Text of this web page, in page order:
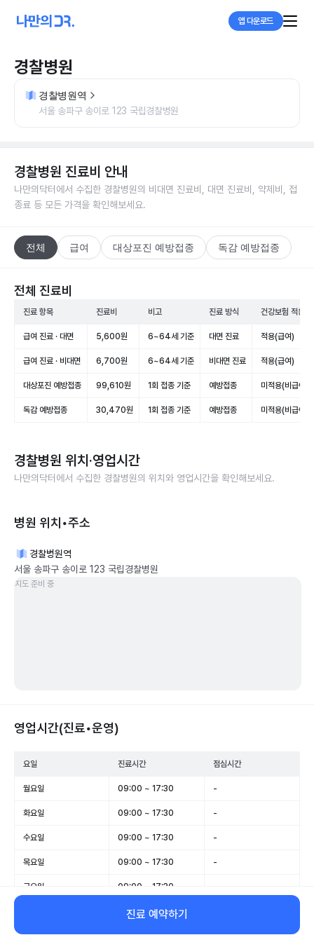
앱 다운로드
경찰병원
경찰병원역
서울 송파구 송이로 123 국립경찰병원
경찰병원 진료비 안내
나만의닥터에서 수집한 경찰병원의 비대면 진료비, 대면 진료비, 약제비, 접
종료 등 모든 가격을 확인해보세요.
전체 급여 대상포진 예방접종 독감 예방접종
전체 진료비
진료 항목 진료비 비고 진료 방식 건강보험 적용
급여 진료 · 대면 5,600원 6~64세 기준 대면 진료 적용(급여)
급여 진료 · 비대면 6,700원 6~64세 기준 비대면 진료 적용(급여)
대상포진 예방접종 99,610원 1회 접종 기준 예방접종 미적용(비급여)
독감 예방접종 30,470원 1회 접종 기준 예방접종 미적용(비급여)
경찰병원 위치·영업시간
나만의닥터에서 수집한 경찰병원의 위치와 영업시간을 확인해보세요.
병원 위치•주소
경찰병원역
서울 송파구 송이로 123 국립경찰병원
지도 준비 중
영업시간(진료•운영)
요일 진료시간 점심시간
월요일 09:00 ~ 17:30 -
화요일 09:00 ~ 17:30 -
수요일 09:00 ~ 17:30 -
목요일 09:00 ~ 17:30 -
금요일 09:00 ~ 17:30
09:00 ~ 12:30
일요일 휴무 -
진료 예약하기